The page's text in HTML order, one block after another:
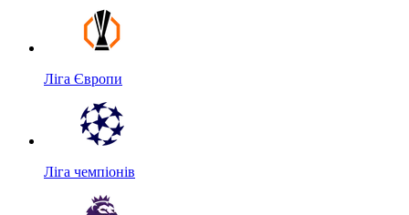
Ліга Європи
Ліга чемпіонів